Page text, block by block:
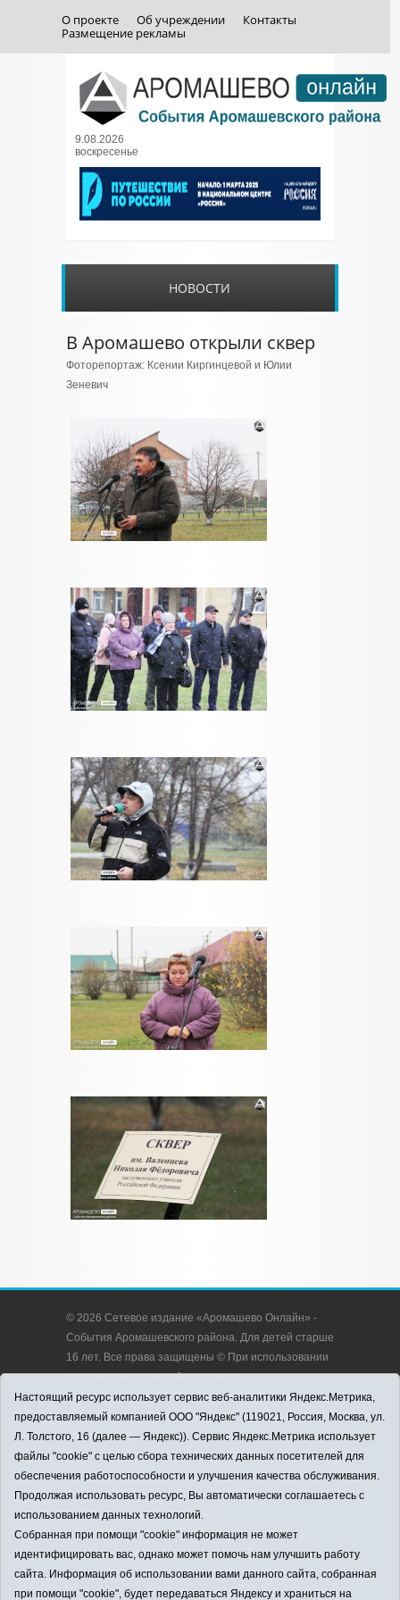
О проекте Об учреждении
Контакты
Размещение рекламы
9.08.2026
воскресенье
НОВОСТИ
В Аромашево открыли сквер
Фоторепортаж: Ксении Киргинцевой и Юлии
Зеневич
© 2026 Сетевое издание «Аромашево Онлайн» -
События Аромашевского района. Для детей старше
16 лет. Все права защищены © При использовании
материалов ссылка обязательна.
Адрес редакции: 627350, Россия, Тюменская
область, Аромашевский район, с. Аромашево, ул.
Кирова, д. 13.
Адрес электронной почты редакции:
strudu72@obl72.ru
Телефон редакции: 8 (34545) 2-30-58
Регистрационный номер СМИ ЭЛ № ФС 77 - 65176
выдано Федеральной службой по надзору в сфере
связи, информационных технологий и массовых
коммуникаций (Роскомнадзор) 28.03.2016 г.
Учредитель: АНО «Информационно-издательский
Настоящий ресурс использует сервис веб-аналитики Яндекс.Метрика,
предоставляемый компанией ООО "Яндекс" (119021, Россия, Москва, ул.
Л. Толстого, 16 (далее — Яндекс)). Сервис Яндекс.Метрика использует
файлы "cookie" с целью сбора технических данных посетителей для
обеспечения работоспособности и улучшения качества обслуживания.
Продолжая использовать ресурс, Вы автоматически соглашаетесь с
использованием данных технологий.
Собранная при помощи "cookie" информация не может
идентифицировать вас, однако может помочь нам улучшить работу
сайта. Информация об использовании вами данного сайта, собранная
при помощи "cookie", будет передаваться Яндексу и храниться на